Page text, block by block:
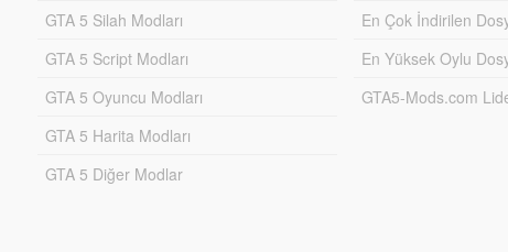
GTA 5 Silah Modları
GTA 5 Script Modları
GTA 5 Oyuncu Modları
GTA 5 Harita Modları
GTA 5 Diğer Modlar
En Çok İndirilen
En Yüksek Oylu
GTA5-Mods.com